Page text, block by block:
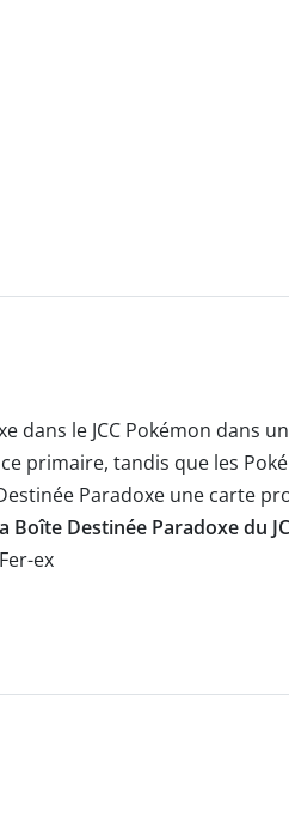
dans le JCC Pokémon dans
primaire, tandis que les
Paradoxe une carte
Boîte Destinée Paradoxe du
ex